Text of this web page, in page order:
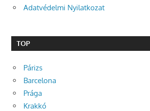
Adatvédelmi Nyilatkozat
TOP
Párizs
Barcelona
Prága
Krakkó